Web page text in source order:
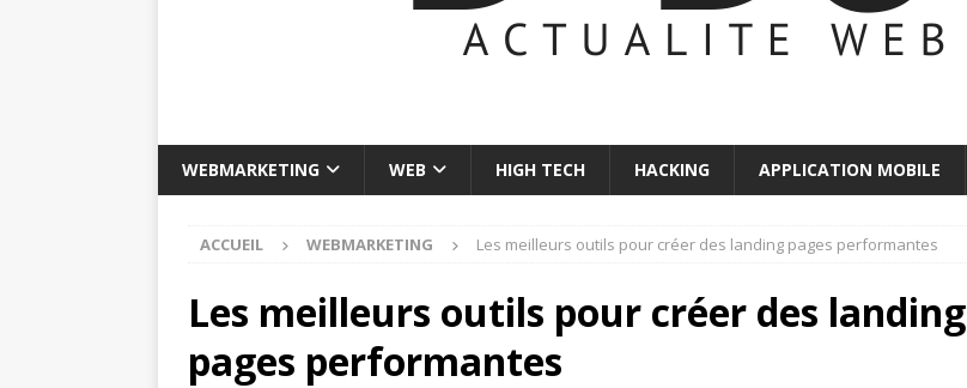
WEBMARKETING WEB HIGH TECH HACKING APPLICATION MOBILE
ACCUEIL WEBMARKETING Les meilleurs outils pour créer des landing pages performantes
Les meilleurs outils pour créer des landing
pages performantes